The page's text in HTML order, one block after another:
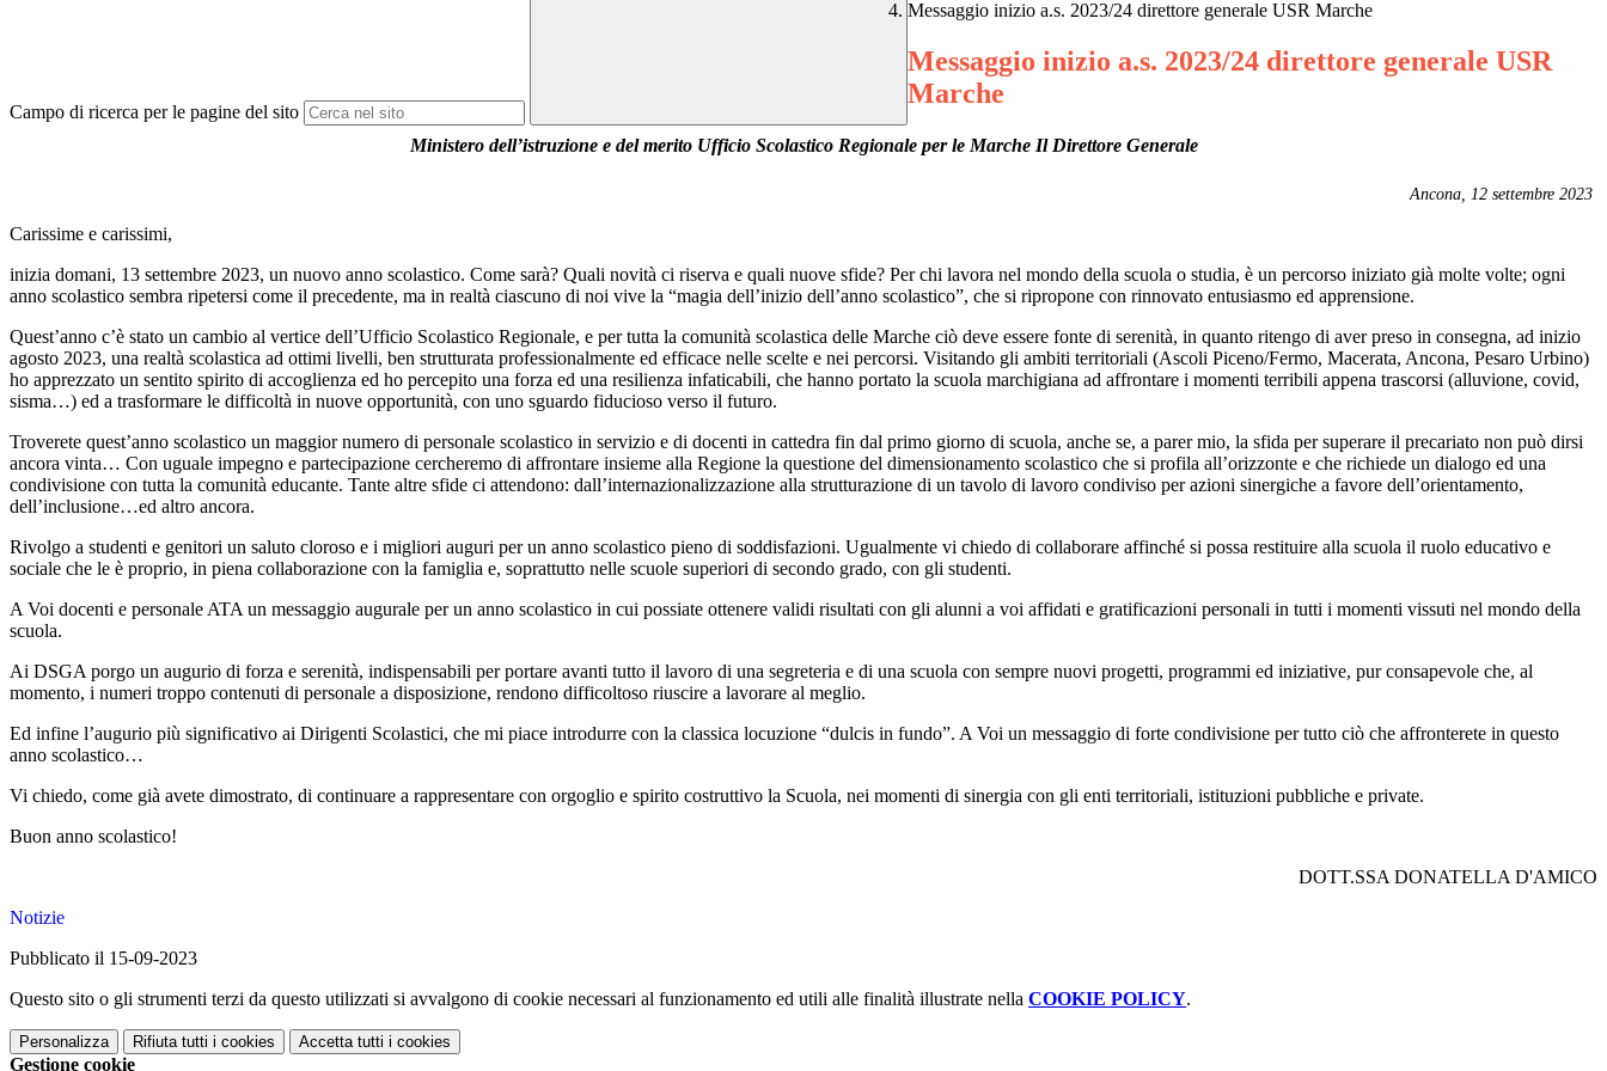
Campo di ricerca per le pagine del sito
Messaggio inizio a.s. 2023/24 direttore generale USR Marche
Messaggio inizio a.s. 2023/24 direttore generale USR
Marche
Ministero dell’istruzione e del merito Ufficio Scolastico Regionale per le Marche Il Direttore Generale
Ancona, 12 settembre 2023
Carissime e carissimi,
inizia domani, 13 settembre 2023, un nuovo anno scolastico. Come sarà? Quali novità ci riserva e quali nuove sfide? Per chi lavora nel mondo della scuola o studia, è un percorso iniziato già molte volte; ogni
anno scolastico sembra ripetersi come il precedente, ma in realtà ciascuno di noi vive la “magia dell’inizio dell’anno scolastico”, che si ripropone con rinnovato entusiasmo ed apprensione.
Quest’anno c’è stato un cambio al vertice dell’Ufficio Scolastico Regionale, e per tutta la comunità scolastica delle Marche ciò deve essere fonte di serenità, in quanto ritengo di aver preso in consegna, ad inizio
agosto 2023, una realtà scolastica ad ottimi livelli, ben strutturata professionalmente ed efficace nelle scelte e nei percorsi. Visitando gli ambiti territoriali (Ascoli Piceno/Fermo, Macerata, Ancona, Pesaro Urbino)
ho apprezzato un sentito spirito di accoglienza ed ho percepito una forza ed una resilienza infaticabili, che hanno portato la scuola marchigiana ad affrontare i momenti terribili appena trascorsi (alluvione, covid,
sisma…) ed a trasformare le difficoltà in nuove opportunità, con uno sguardo fiducioso verso il futuro.
Troverete quest’anno scolastico un maggior numero di personale scolastico in servizio e di docenti in cattedra fin dal primo giorno di scuola, anche se, a parer mio, la sfida per superare il precariato non può dirsi
ancora vinta… Con uguale impegno e partecipazione cercheremo di affrontare insieme alla Regione la questione del dimensionamento scolastico che si profila all’orizzonte e che richiede un dialogo ed una
condivisione con tutta la comunità educante. Tante altre sfide ci attendono: dall’internazionalizzazione alla strutturazione di un tavolo di lavoro condiviso per azioni sinergiche a favore dell’orientamento,
dell’inclusione…ed altro ancora.
Rivolgo a studenti e genitori un saluto cloroso e i migliori auguri per un anno scolastico pieno di soddisfazioni. Ugualmente vi chiedo di collaborare affinché si possa restituire alla scuola il ruolo educativo e
sociale che le è proprio, in piena collaborazione con la famiglia e, soprattutto nelle scuole superiori di secondo grado, con gli studenti.
A Voi docenti e personale ATA un messaggio augurale per un anno scolastico in cui possiate ottenere validi risultati con gli alunni a voi affidati e gratificazioni personali in tutti i momenti vissuti nel mondo della
scuola.
Ai DSGA porgo un augurio di forza e serenità, indispensabili per portare avanti tutto il lavoro di una segreteria e di una scuola con sempre nuovi progetti, programmi ed iniziative, pur consapevole che, al
momento, i numeri troppo contenuti di personale a disposizione, rendono difficoltoso riuscire a lavorare al meglio.
Ed infine l’augurio più significativo ai Dirigenti Scolastici, che mi piace introdurre con la classica locuzione “dulcis in fundo”. A Voi un messaggio di forte condivisione per tutto ciò che affronterete in questo
anno scolastico…
Vi chiedo, come già avete dimostrato, di continuare a rappresentare con orgoglio e spirito costruttivo la Scuola, nei momenti di sinergia con gli enti territoriali, istituzioni pubbliche e private.
Buon anno scolastico!
DOTT.SSA DONATELLA D'AMICO
Notizie
Pubblicato il 15-09-2023
Questo sito o gli strumenti terzi da questo utilizzati si avvalgono di cookie necessari al funzionamento ed utili alle finalità illustrate nella COOKIE POLICY.
Personalizza Rifiuta tutti i cookies Accetta tutti i cookies
Gestione cookie